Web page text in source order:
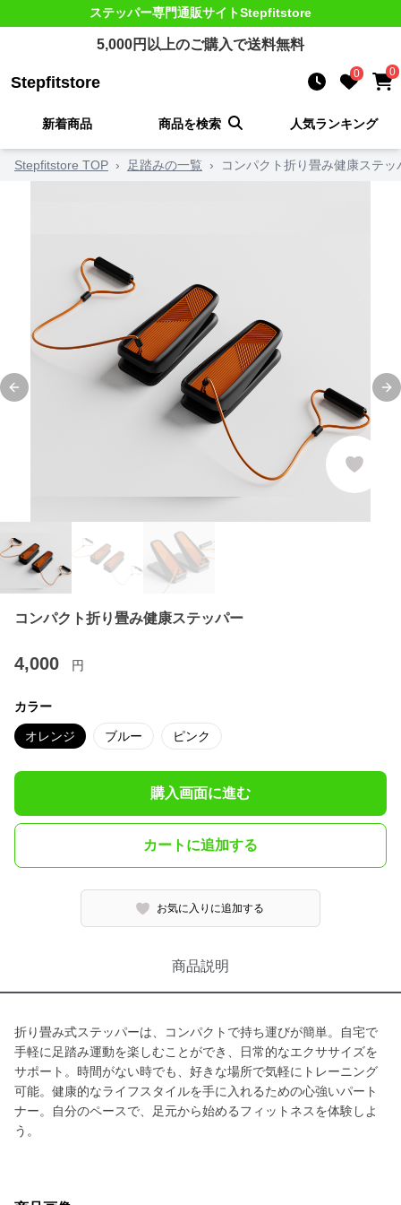
ステッパー専門通販サイトStepfitstore
5,000円以上のご購入で送料無料
Stepfitstore 0 0
新着商品 商品を検索 人気ランキング
Stepfitstore TOP › 足踏みの一覧 › コンパクト折り畳み健康ステッ
Previous slide
コンパクト折り畳み健康ステッパー
4,000 円
カラー
オレンジ ブルー ピンク
購入画面に進む
カートに追加する
お気に入りに追加する
商品説明
折り畳み式ステッパーは、コンパクトで持ち運びが簡単。自宅で
手軽に足踏み運動を楽しむことができ、日常的なエクササイズを
サポート。時間がない時でも、好きな場所で気軽にトレーニング
可能。健康的なライフスタイルを手に入れるための心強いパート
ナー。自分のペースで、足元から始めるフィットネスを体験しよ
う。